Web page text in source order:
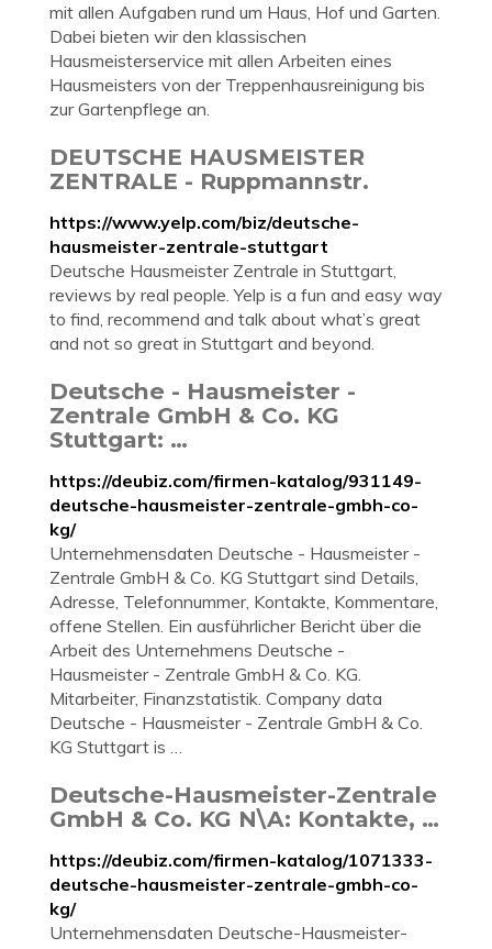
mit allen Aufgaben rund um Haus, Hof und Garten.
Dabei bieten wir den klassischen
Hausmeisterservice mit allen Arbeiten eines
Hausmeisters von der Treppenhausreinigung bis
zur Gartenpflege an.
DEUTSCHE HAUSMEISTER
ZENTRALE - Ruppmannstr.
https://www.yelp.com/biz/deutsche-
hausmeister-zentrale-stuttgart
Deutsche Hausmeister Zentrale in Stuttgart,
reviews by real people. Yelp is a fun and easy way
to find, recommend and talk about what’s great
and not so great in Stuttgart and beyond.
Deutsche - Hausmeister -
Zentrale GmbH & Co. KG
Stuttgart: …
https://deubiz.com/firmen-katalog/931149-
deutsche-hausmeister-zentrale-gmbh-co-
kg/
Unternehmensdaten Deutsche - Hausmeister -
Zentrale GmbH & Co. KG Stuttgart sind Details,
Adresse, Telefonnummer, Kontakte, Kommentare,
offene Stellen. Ein ausführlicher Bericht über die
Arbeit des Unternehmens Deutsche -
Hausmeister - Zentrale GmbH & Co. KG.
Mitarbeiter, Finanzstatistik. Company data
Deutsche - Hausmeister - Zentrale GmbH & Co.
KG Stuttgart is …
Deutsche-Hausmeister-Zentrale
GmbH & Co. KG N\A: Kontakte, …
https://deubiz.com/firmen-katalog/1071333-
deutsche-hausmeister-zentrale-gmbh-co-
kg/
Unternehmensdaten Deutsche-Hausmeister-